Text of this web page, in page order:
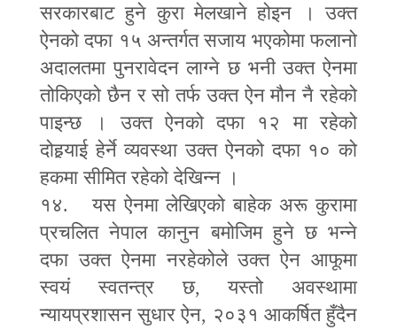
सरकारबाट हुने कुरा मेलखाने होइन । उक्त
ऐनको दफा १५ अन्तर्गत सजाय भएकोमा फलानो
अदालतमा पुनरावेदन लाग्ने छ भनी उक्त ऐनमा
तोकिएको छैन र सो तर्फ उक्त ऐन मौन नै रहेको
पाइन्छ । उक्त ऐनको दफा १२ मा रहेको
दोहर्‍याई हेर्ने व्यवस्था उक्त ऐनको दफा १० को
हकमा सीमित रहेको देखिन्न ।
१४. यस ऐनमा लेखिएको बाहेक अरू कुरामा
प्रचलित नेपाल कानुन बमोजिम हुने छ भन्ने
दफा उक्त ऐनमा नरहेकोले उक्त ऐन आफूमा
स्वयं स्वतन्त्र छ,यस्तो अवस्थामा
न्यायप्रशासन सुधार ऐन, २०३१ आकर्षित हुँदैन